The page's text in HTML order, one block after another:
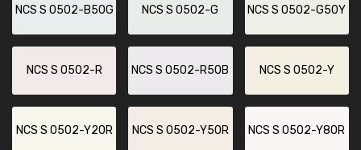
NCS S 0502-B50G NCS S 0502-G NCS S 0502-G50Y
NCS S 0502-R NCS S 0502-R50B NCS S 0502-Y
NCS S 0502-Y20R NCS S 0502-Y50R NCS S 0502-Y80R